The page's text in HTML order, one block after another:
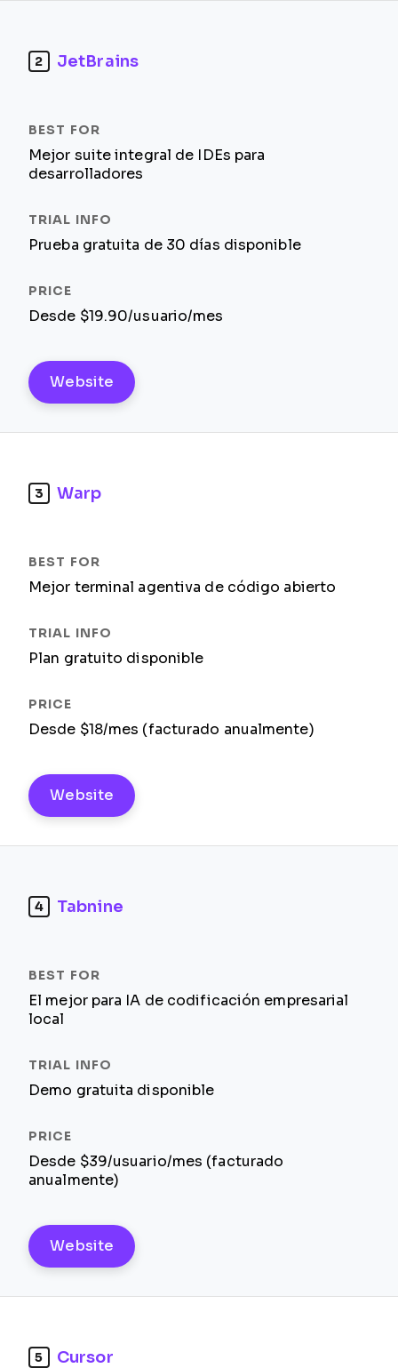
2 JetBrains
Mejor suite integral de IDEs para
desarrolladores
Prueba gratuita de 30 días disponible
Desde $19.90/usuario/mes
Website
3 Warp
Mejor terminal agentiva de código abierto
Plan gratuito disponible
Desde $18/mes (facturado anualmente)
Website
4 Tabnine
El mejor para IA de codificación empresarial
local
Demo gratuita disponible
Desde $39/usuario/mes (facturado
anualmente)
Website
5 Cursor